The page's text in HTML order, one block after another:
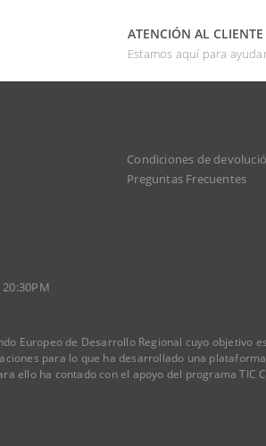
ATENCIÓN AL CLIENTE
Estamos aquí para
Condiciones de
Preguntas Frecuentes
Europeo de Desarrollo Regional cuyo objetivo
para lo que ha desarrollado una
ello ha contado con el apoyo del programa TIC